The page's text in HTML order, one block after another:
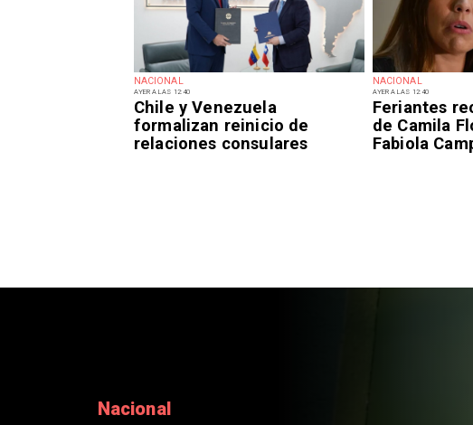
NACIONAL
AYER A LAS 12:40
Chile y Venezuela
formalizan reinicio de
relaciones consulares
NACIONAL
AYER A LAS 12:40
Feriantes
de Camila
Fabiola
Nacional